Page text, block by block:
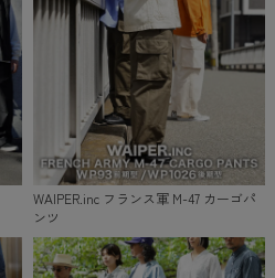
WAIPER.inc フランス軍 M-47 カーゴパ
ンツ